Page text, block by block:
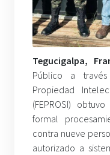
Tegucigalpa,
Público a
Propiedad
(FEPROSI)
formal
contra nueve
autorizado a